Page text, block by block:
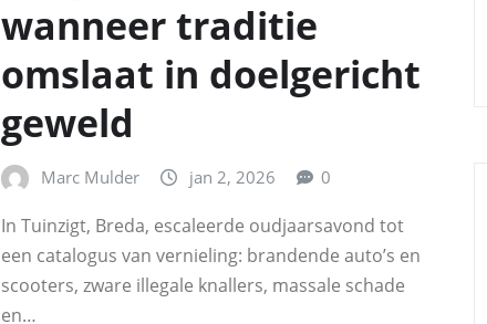
wanneer traditie
omslaat in doelgericht
geweld
Marc Mulder jan 2, 2026 0
In Tuinzigt, Breda, escaleerde oudjaarsavond tot
een catalogus van vernieling: brandende auto’s en
scooters, zware illegale knallers, massale schade
en…